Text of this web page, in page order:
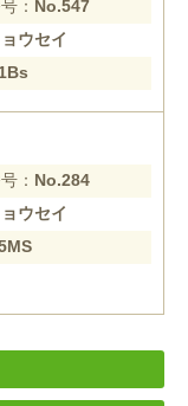
： No.547
ョウセイ
： No.284
ョウセイ